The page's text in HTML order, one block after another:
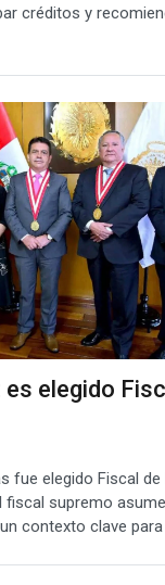
créditos y
elegido
fue elegido Fiscal
fiscal supremo
contexto clave para